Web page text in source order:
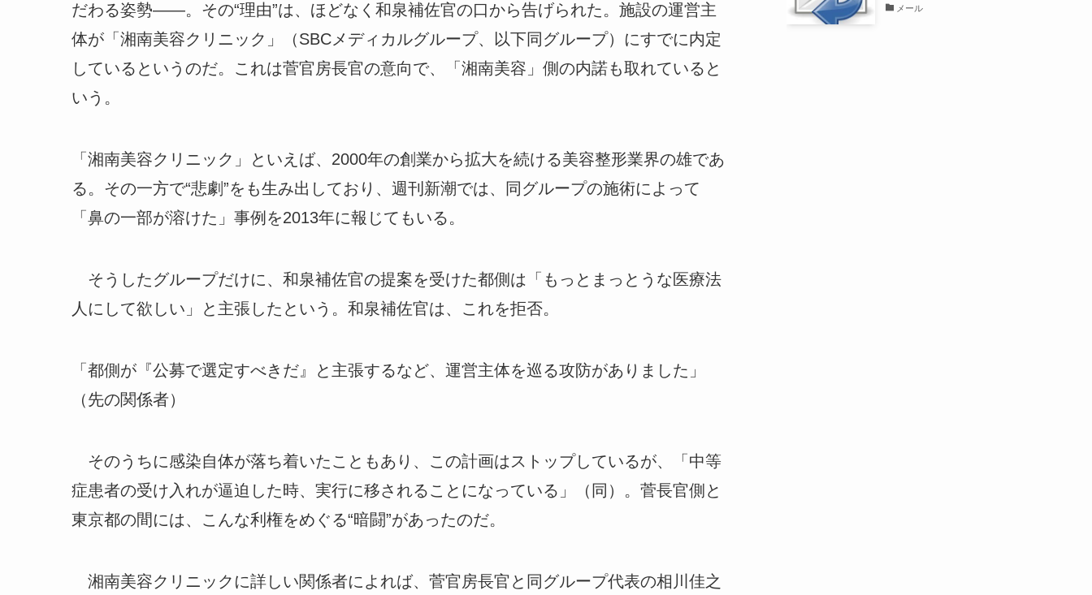
だわる姿勢――。その“理由”は、ほどなく和泉補佐官の口から告げられた。施設の運営主
体が「湘南美容クリニック」（SBCメディカルグループ、以下同グループ）にすでに内定
しているというのだ。これは菅官房長官の意向で、「湘南美容」側の内諾も取れていると
いう。
「湘南美容クリニック」といえば、2000年の創業から拡大を続ける美容整形業界の雄であ
る。その一方で“悲劇”をも生み出しており、週刊新潮では、同グループの施術によって
「鼻の一部が溶けた」事例を2013年に報じてもいる。
そうしたグループだけに、和泉補佐官の提案を受けた都側は「もっとまっとうな医療法
人にして欲しい」と主張したという。和泉補佐官は、これを拒否。
「都側が『公募で選定すべきだ』と主張するなど、運営主体を巡る攻防がありました」
（先の関係者）
そのうちに感染自体が落ち着いたこともあり、この計画はストップしているが、「中等
症患者の受け入れが逼迫した時、実行に移されることになっている」（同）。菅長官側と
東京都の間には、こんな利権をめぐる“暗闘”があったのだ。
湘南美容クリニックに詳しい関係者によれば、菅官房長官と同グループ代表の相川佳之
メール